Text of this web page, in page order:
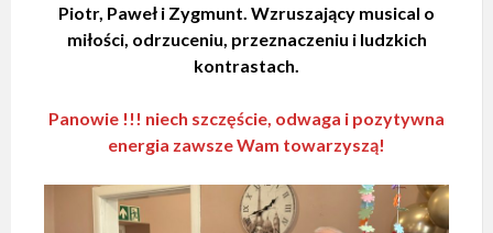
Piotr, Paweł i Zygmunt. Wzruszający musical o
miłości, odrzuceniu, przeznaczeniu i ludzkich
kontrastach.
Panowie !!! niech szczęście, odwaga i pozytywna
energia zawsze Wam towarzyszą!